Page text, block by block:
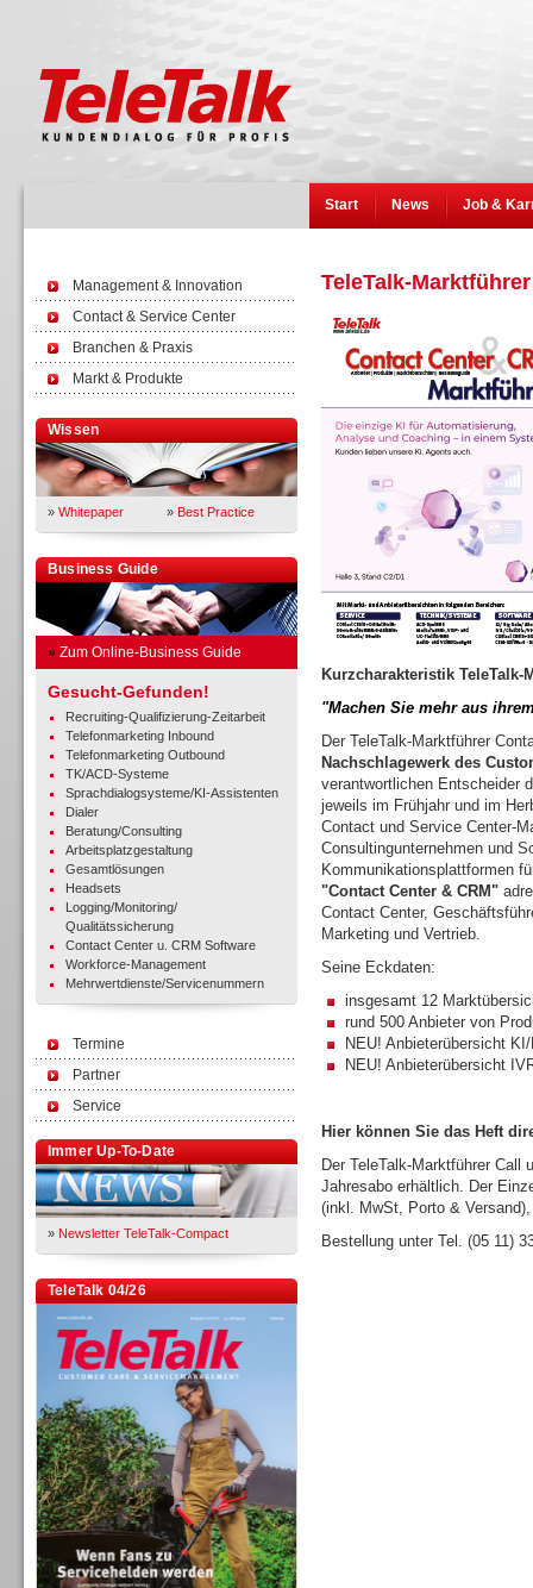
Start News Job &
Management & Innovation
Contact & Service Center
Branchen & Praxis
Markt & Produkte
Wissen
» Whitepaper » Best Practice
Business Guide
» Zum Online-Business Guide
Gesucht-Gefunden!
Recruiting-Qualifizierung-Zeitarbeit
Telefonmarketing Inbound
Telefonmarketing Outbound
TK/ACD-Systeme
Sprachdialogsysteme/KI-Assistenten
Dialer
Beratung/Consulting
Arbeitsplatzgestaltung
Gesamtlösungen
Headsets
Logging/Monitoring/
Qualitätssicherung
Contact Center u. CRM Software
Workforce-Management
Mehrwertdienste/Servicenummern
Termine
Partner
Service
Immer Up-To-Date
» Newsletter TeleTalk-Compact
TeleTalk 04/26
TeleTalk-
Kurzcharakteristik TeleTalk-
"Machen Sie mehr aus
Der TeleTalk-Marktführer
Nachschlagewerk des
verantwortlichen Entscheider
jeweils im Frühjahr und im
Contact und Service Center-
Consultingunternehmen und
Kommunikationsplattformen
"Contact Center & CRM"
Contact Center,
Marketing und Vertrieb.
Seine Eckdaten:
insgesamt 12
rund 500 Anbieter von
NEU! Anbieterübersicht
NEU! Anbieterübersicht
Hier können Sie das Heft
Der TeleTalk-Marktführer
Jahresabo erhältlich. Der
(inkl. MwSt, Porto &
Bestellung unter Tel. (05 11)